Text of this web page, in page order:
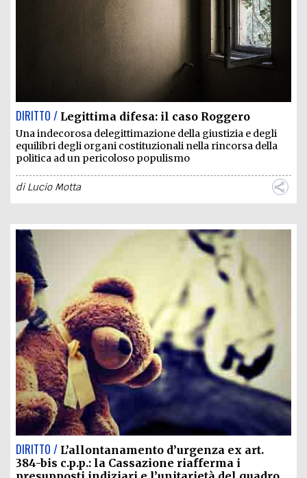
DIRITTO / Legittima difesa: il caso Roggero
Una indecorosa delegittimazione della giustizia e degli
equilibri degli organi costituzionali nella rincorsa della
politica ad un pericoloso populismo
diLucio Motta
DIRITTO / L’allontanamento d’urgenza ex art.
384-bis c.p.p.: la Cassazione riafferma i